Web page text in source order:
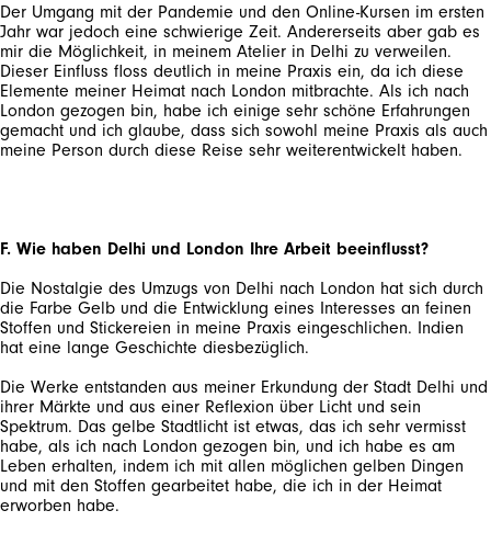
Der Umgang mit der Pandemie und den Online-Kursen im ersten
Jahr war jedoch eine schwierige Zeit. Andererseits aber gab es
mir die Möglichkeit, in meinem Atelier in Delhi zu verweilen.
Dieser Einfluss floss deutlich in meine Praxis ein, da ich diese
Elemente meiner Heimat nach London mitbrachte. Als ich nach
London gezogen bin, habe ich einige sehr schöne Erfahrungen
gemacht und ich glaube, dass sich sowohl meine Praxis als auch
F. Wie haben Delhi und London Ihre Arbeit beeinflusst?
Die Nostalgie des Umzugs von Delhi nach London hat sich durch
die Farbe Gelb und die Entwicklung eines Interesses an feinen
Stoffen und Stickereien in meine Praxis eingeschlichen. Indien
Die Werke entstanden aus meiner Erkundung der Stadt Delhi und
ihrer Märkte und aus einer Reflexion über Licht und sein
Spektrum. Das gelbe Stadtlicht ist etwas, das ich sehr vermisst
habe, als ich nach London gezogen bin, und ich habe es am
Leben erhalten, indem ich mit allen möglichen gelben Dingen
und mit den Stoffen gearbeitet habe, die ich in der Heimat